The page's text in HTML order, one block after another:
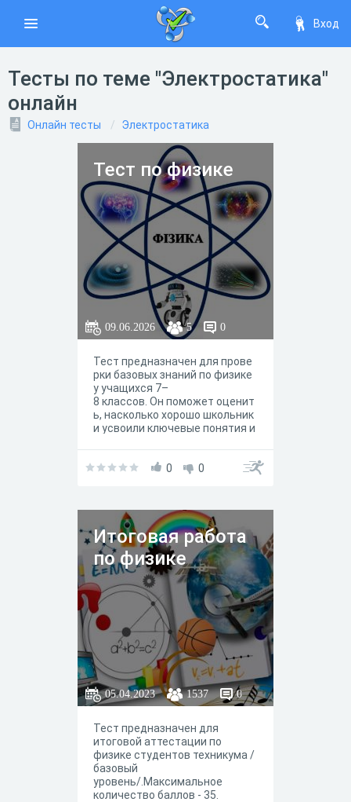
Вход
Тесты по теме "Электростатика"
онлайн
Онлайн тесты Электростатика
Тест по физике
09.06.2026 5 0
Тест предназначен для прове
рки базовых знаний по физике
у учащихся 7–
8 классов. Он поможет оценит
ь, насколько хорошо школьник
и усвоили ключевые понятия и
ундаментальных физических я
0 0
Итоговая работа
по физике
05.04.2023 1537 0
Тест предназначен для
итоговой аттестации по
физике студентов техникума /
базовый
уровень/.Максимальное
количество баллов - 35.